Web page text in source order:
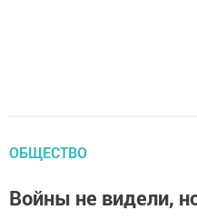
ОБЩЕСТВО
Войны не видели,